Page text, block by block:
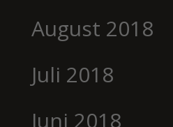
August 2018
Juli 2018
Juni 2018